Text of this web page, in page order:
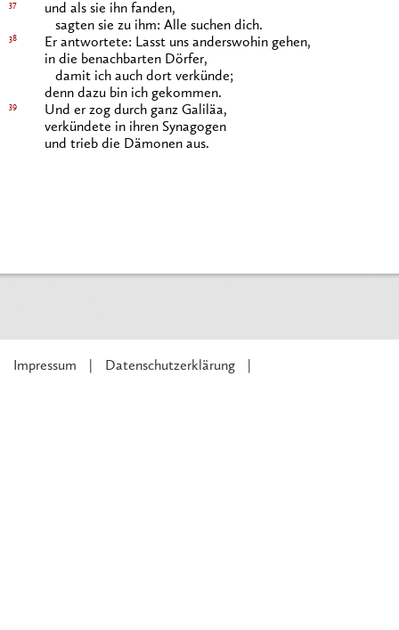
37
und als sie ihn fanden,
sagten sie zu ihm: Alle suchen dich.
38
Er antwortete: Lasst uns anderswohin gehen,
in die benachbarten Dörfer,
damit ich auch dort verkünde;
denn dazu bin ich gekommen.
39
Und er zog durch ganz Galiläa,
verkündete in ihren Synagogen
und trieb die Dämonen aus.
Impressum Datenschutzerklärung